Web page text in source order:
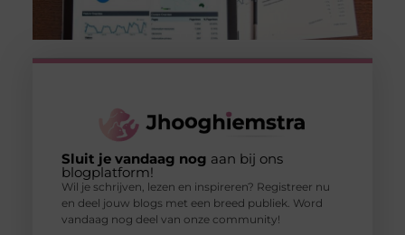
Sluit je vandaag nog aan bij ons
blogplatform!
Wil je schrijven, lezen en inspireren? Registreer nu
en deel jouw blogs met een breed publiek. Word
vandaag nog deel van onze community!